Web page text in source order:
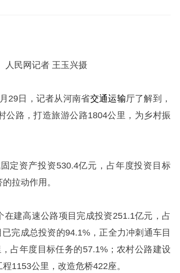
人民网记者 王玉兴摄
29日，记者从河南省交通运输厅了解到，
公路，打造旅游公路1804公里，为乡村振
定资产投资530.4亿元，占年度投资目标
拉动作用。
建高速公路项目完成投资251.1亿元，占
完成总投资的94.1%，正全力冲刺通车目
占年度目标任务的57.1%；农村公路建设
1153公里，改造危桥422座。